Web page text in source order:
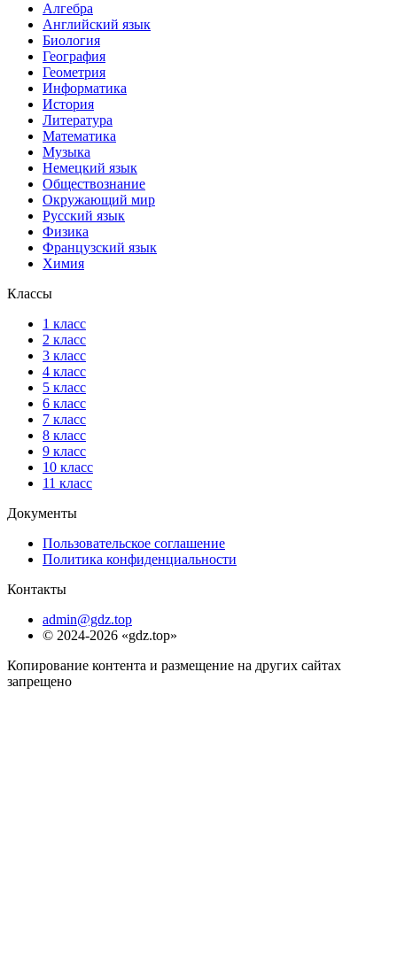
Алгебра
Английский язык
Биология
География
Геометрия
Информатика
История
Литература
Математика
Музыка
Немецкий язык
Обществознание
Окружающий мир
Русский язык
Физика
Французский язык
Химия
Классы
1 класс
2 класс
3 класс
4 класс
5 класс
6 класс
7 класс
8 класс
9 класс
10 класс
11 класс
Документы
Пользовательское соглашение
Политика конфиденциальности
Контакты
admin@gdz.top
© 2024-2026 «gdz.top»
Копирование контента и размещение на других сайтах
запрещено